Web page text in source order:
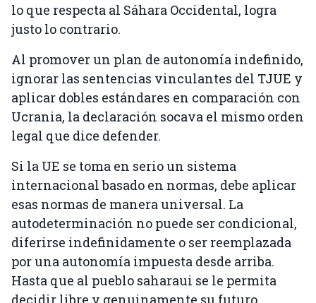
lo que respecta al Sáhara Occidental, logra
justo lo contrario.
Al promover un plan de autonomía indefinido,
ignorar las sentencias vinculantes del TJUE y
aplicar dobles estándares en comparación con
Ucrania, la declaración socava el mismo orden
legal que dice defender.
Si la UE se toma en serio un sistema
internacional basado en normas, debe aplicar
esas normas de manera universal. La
autodeterminación no puede ser condicional,
diferirse indefinidamente o ser reemplazada
por una autonomía impuesta desde arriba.
Hasta que al pueblo saharaui se le permita
decidir libre y genuinamente su futuro,